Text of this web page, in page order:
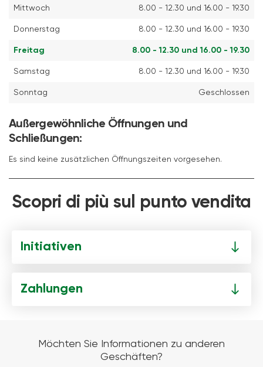
Mittwoch 8.00 - 12.30 und 16.00 - 19.30
Donnerstag 8.00 - 12.30 und 16.00 - 19.30
Freitag 8.00 - 12.30 und 16.00 - 19.30
Samstag 8.00 - 12.30 und 16.00 - 19.30
Sonntag Geschlossen
Außergewöhnliche Öffnungen und
Schließungen:
Es sind keine zusätzlichen Öffnungszeiten vorgesehen.
Scopri di più sul punto vendita
Initiativen
Zahlungen
Möchten Sie Informationen zu anderen
Geschäften?